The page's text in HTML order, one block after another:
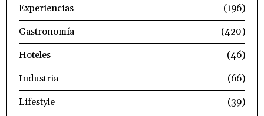
Experiencias
(196)
Gastronomía
(420)
Hoteles
(46)
Industria
(66)
Lifestyle
(39)